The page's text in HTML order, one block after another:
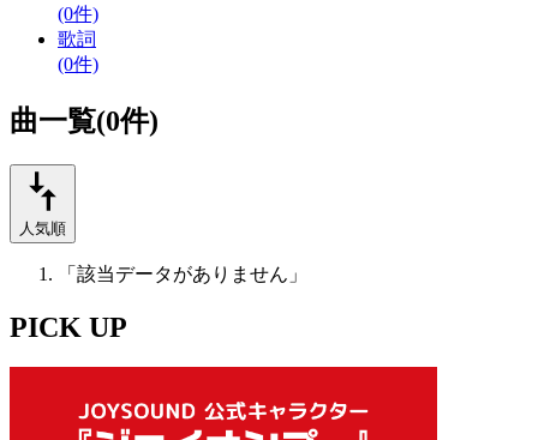
(0件)
歌詞
(0件)
曲一覧(0件)
人気順
「該当データがありません」
PICK UP